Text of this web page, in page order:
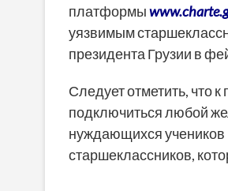
платформы
уязвимым
президента Грузии в
Следует отметить, что
подключиться любой
нуждающихся учеников
старшеклассников,